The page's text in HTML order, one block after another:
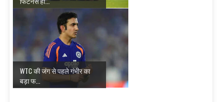
WTC की जंग से पहले गंभीर का
बड़ा फ...